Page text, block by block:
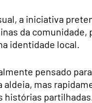
a iniciativa
da comunidade,
identidade local.
pensado
mas
histórias partilhadas.